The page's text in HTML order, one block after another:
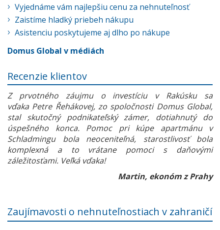
Vyjednáme vám najlepšiu cenu za nehnuteľnosť
Zaistíme hladký priebeh nákupu
Asistenciu poskytujeme aj dlho po nákupe
Domus Global v médiách
Recenzie klientov
Z prvotného záujmu o investíciu v Rakúsku sa
vďaka Petre Řehákovej, zo spoločnosti Domus Global,
stal skutočný podnikateľský zámer, dotiahnutý do
úspešného konca. Pomoc pri kúpe apartmánu v
Schladmingu bola neoceniteľná, starostlivosť bola
komplexná a to vrátane pomoci s daňovými
záležitosťami. Veľká vďaka!
Martin, ekonóm z Prahy
Zaujímavosti o nehnuteľnostiach v zahraničí